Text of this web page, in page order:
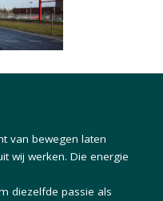
van bewegen laten
wij werken. Die energie
diezelfde passie als